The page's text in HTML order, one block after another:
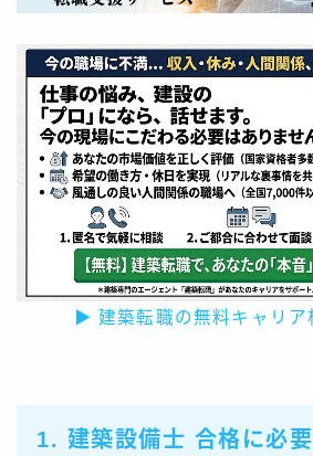
▶ 建築転職の無料キャリア
1. 建築設備士 合格に必